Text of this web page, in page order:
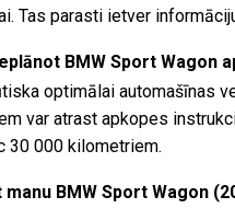
Tas parasti ietver
BMW Sport Wagon
optimālai automašīnas
var atrast apkopes
30 000 kilometriem.
BMW Sport Wagon